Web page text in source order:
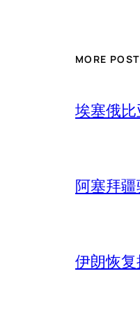
MORE
埃塞俄
阿塞拜
伊朗恢复